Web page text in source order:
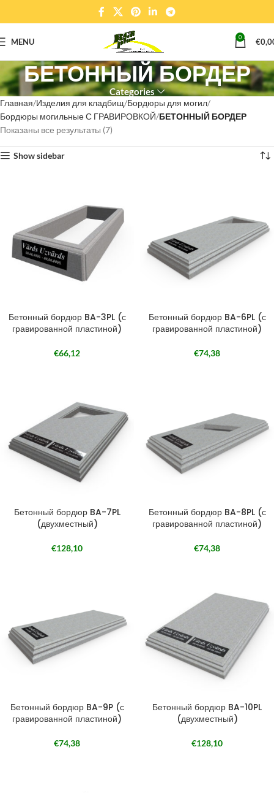
MENU 0 €
БЕТОННЫЙ БОРДЕР
Categories
Главная Изделия для кладбищ Бордюры для могил
Бордюры могильные С ГРАВИРОВКОЙ БЕТОННЫЙ БОРДЕР
Показаны все результаты (7)
Show sidebar
Бетонный бордюр BA-3PL (с
гравированной пластиной)
€66,12
Бетонный бордюр BA-6PL (с
гравированной пластиной)
€74,38
Бетонный бордюр BA-7PL
(двухместный)
€128,10
Бетонный бордюр BA-8PL (с
гравированной пластиной)
€74,38
Бетонный бордюр BA-9P (с
гравированной пластиной)
€74,38
Бетонный бордюр BA-10PL
(двухместный)
€128,10